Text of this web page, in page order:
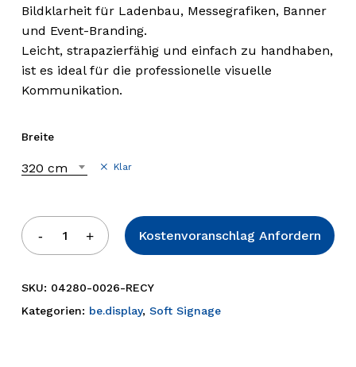
Bildklarheit für Ladenbau, Messegrafiken, Banner
und Event-Branding.
Leicht, strapazierfähig und einfach zu handhaben,
ist es ideal für die professionelle visuelle
Kommunikation.
Breite
320 cm Klar
Kostenvoranschlag Anfordern
SKU: 04280-0026-RECY
Kategorien: be.display, Soft Signage